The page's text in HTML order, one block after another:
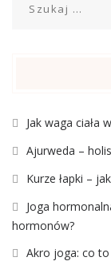
Jak waga ciała
Ajurweda –
Kurze łapki –
Joga
hormonów?
Akro joga: co